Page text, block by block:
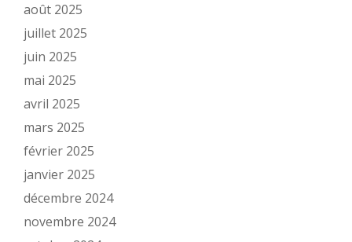
août 2025
juillet 2025
juin 2025
mai 2025
avril 2025
mars 2025
février 2025
janvier 2025
décembre 2024
novembre 2024